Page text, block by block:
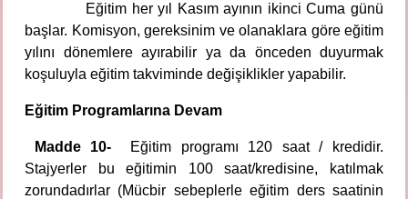
Eğitim her yıl Kasım ayının ikinci Cuma günü
başlar. Komisyon, gereksinim ve olanaklara göre eğitim
yılını dönemlere ayırabilir ya da önceden duyurmak
koşuluyla eğitim takviminde değişiklikler yapabilir.
Eğitim Programlarına Devam
Madde 10- Eğitim programı 120 saat / kredidir.
Stajyerler bu eğitimin 100 saat/kredisine, katılmak
zorundadırlar (Mücbir sebeplerle eğitim ders saatinin